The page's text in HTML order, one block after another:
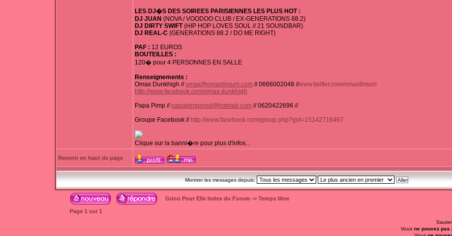
LES DJ�S DES SOIREES PARISIENNES LES PLUS HOT :
DJ JUAN (NOVA / VOODOO CLUB / EX-GENERATIONS 88.2)
DJ DIRTY SWIFT(HIP HOP LOVES SOUL // 21 SOUNDBAR)
DJ REAL-C (GENERATIONS 88.2 / DO ME RIGHT)
PAF : 12 EUROS
BOUTEILLES :
120� pour 4 PERSONNES EN SALLE
Renseignements :
Omax Dunkhigh //omax@omax6mum.com // 0666002048 //www.twitter.com/omax6mum
http://www.facebook.com/omax.dunkhigh
Papa Pimp // papapimpprod@hotmail.com // 0620422696 //
Groupe Facebook // http://www.facebook.com/group.php?gid=15142716467
Clique sur la banni�re pour plus d'infos...
Revenir en haut de page
Montrer les messages depuis:
Grioo Pour Elle Index du Forum -> Temps libre
Page 1 sur 1
Vous ne pouvez pas